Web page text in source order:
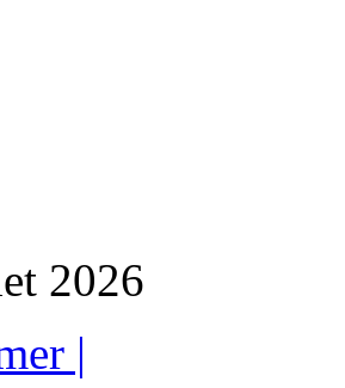
2026
|